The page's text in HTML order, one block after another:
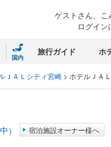
ゲストさん、こ
ログイン
国内
旅行ガイド ホ
ＪＡＬシティ宮崎 > ホテルＪＡ
） 宿泊施設オーナー様へ